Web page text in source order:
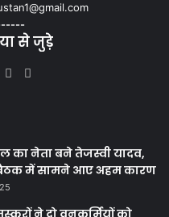
से जुड़े
YouTubeInstagram
का नेता बने तेजस्वी यादव,
बैठक में सामने आए अहम कारण